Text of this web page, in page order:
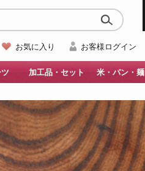
お気に入り お客様ログイン
加工品・セット 米・パン・麺